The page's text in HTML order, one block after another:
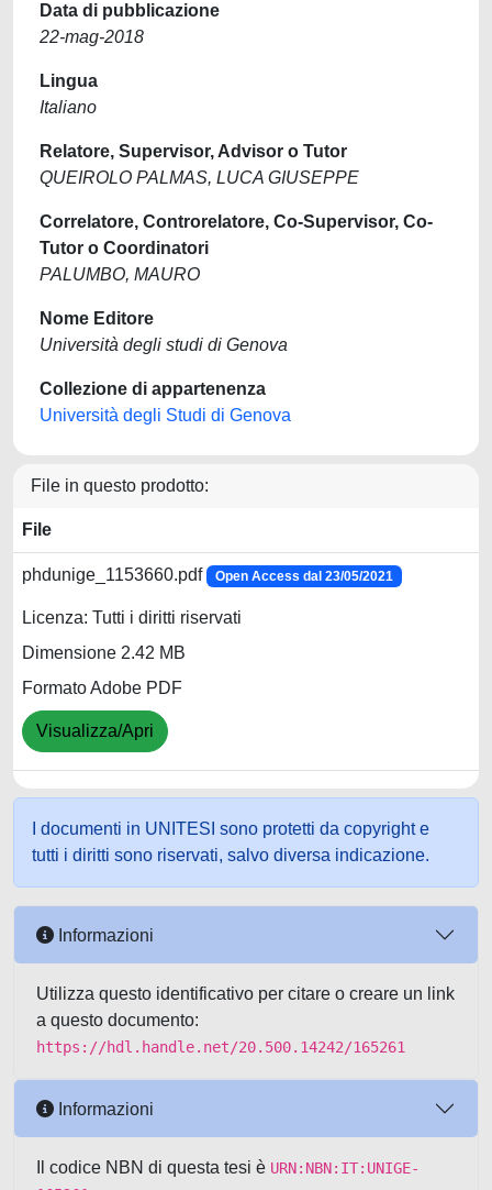
Data di pubblicazione
22-mag-2018
Lingua
Italiano
Relatore, Supervisor, Advisor o Tutor
QUEIROLO PALMAS, LUCA GIUSEPPE
Correlatore, Controrelatore, Co-Supervisor, Co-
Tutor o Coordinatori
PALUMBO, MAURO
Nome Editore
Università degli studi di Genova
Collezione di appartenenza
Università degli Studi di Genova
File in questo prodotto:
File
phdunige_1153660.pdf Open Access dal 23/05/2021
Licenza: Tutti i diritti riservati
Dimensione 2.42 MB
Formato Adobe PDF
Visualizza/Apri
I documenti in UNITESI sono protetti da copyright e
tutti i diritti sono riservati, salvo diversa indicazione.
Informazioni
Utilizza questo identificativo per citare o creare un link
a questo documento:
https://hdl.handle.net/20.500.14242/165261
Informazioni
Il codice NBN di questa tesi è URN:NBN:IT:UNIGE-